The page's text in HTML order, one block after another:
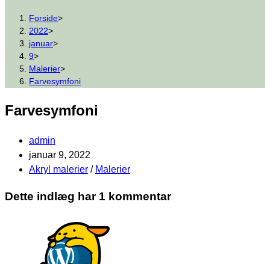
Forside>
2022>
januar>
9>
Malerier>
Farvesymfoni
Farvesymfoni
Post
author:
admin
Post
published:
januar 9, 2022
Post
Akryl malerier / Malerier
Dette indlæg har 1 kommentar